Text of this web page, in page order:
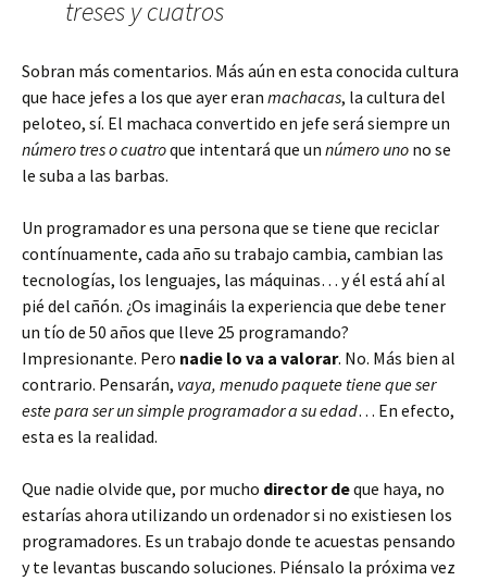
treses y cuatros
Sobran más comentarios. Más aún en esta conocida cultura
que hace jefes a los que ayer eran machacas, la cultura del
peloteo, sí. El machaca convertido en jefe será siempre un
número tres o cuatroque intentará que un número uno no se
le suba a las barbas.
Un programador es una persona que se tiene que reciclar
contínuamente, cada año su trabajo cambia, cambian las
tecnologías, los lenguajes, las máquinas… y él está ahí al
pié del cañón. ¿Os imagináis la experiencia que debe tener
un tío de 50 años que lleve 25 programando?
Impresionante. Pero nadie lo va a valorar. No. Más bien al
contrario. Pensarán, vaya, menudo paquete tiene que ser
este para ser un simple programador a su edad… En efecto,
esta es la realidad.
Que nadie olvide que, por mucho director deque haya, no
estarías ahora utilizando un ordenador si no existiesen los
programadores. Es un trabajo donde te acuestas pensando
y te levantas buscando soluciones. Piénsalo la próxima vez